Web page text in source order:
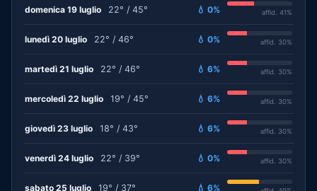
domenica 19 luglio 22° / 45° 💧 0% affid. 41%
lunedì 20 luglio 22° / 46° 💧 0% affid. 30%
martedì 21 luglio 22° / 46° 💧 6% affid. 30%
mercoledì 22 luglio 19° / 45° 💧 6% affid. 30%
giovedì 23 luglio 18° / 43° 💧 6% affid. 30%
venerdì 24 luglio 22° / 39° 💧 0% affid. 30%
sabato 25 luglio 19° / 37° 💧 6%